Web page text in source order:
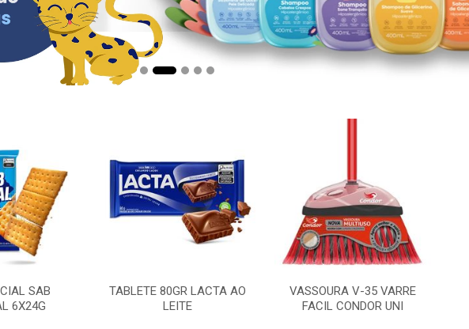
SAB
6X24G
TABLETE 80GR LACTA AO
LEITE
VASSOURA V-35 VARRE
FACIL CONDOR UNI